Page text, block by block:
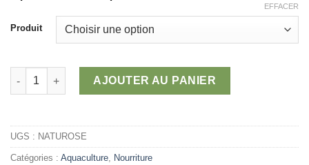
prix :
7,00 $
149,99 $
Produit
EFFACER
quantité de Additifs
AJOUTER AU PANIER
UGS : NATUROSE
Catégories : Aquaculture, Nourriture